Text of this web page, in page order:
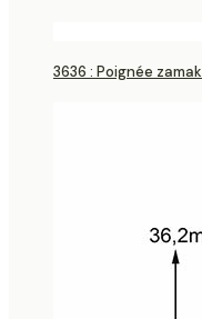
3636 : Poignée zamak